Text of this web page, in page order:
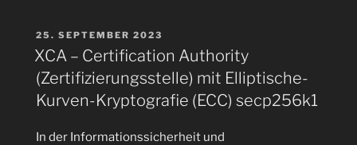
VERÖFFENTLICHT
AM
25. SEPTEMBER 2023
XCA – Certification Authority
(Zertifizierungsstelle) mit Elliptische-
Kurven-Kryptografie (ECC) secp256k1
In der Informationssicherheit und